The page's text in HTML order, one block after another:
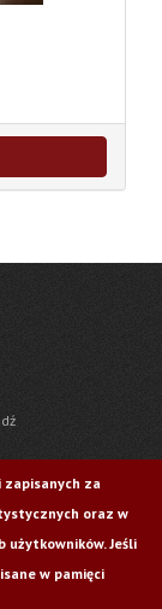
za
oraz w
Jeśli
w pamięci